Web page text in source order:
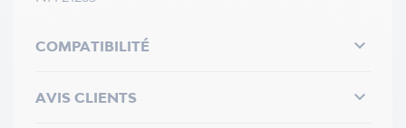
COMPATIBILITÉ 
AVIS CLIENTS 